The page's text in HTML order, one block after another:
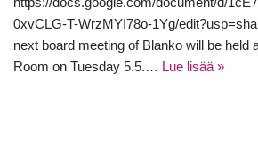
0xvCLG-T-WrzMYI78o-1Yg/
next board meeting of Blanko will be held
Room on Tuesday 5.5.… Lue lisää »